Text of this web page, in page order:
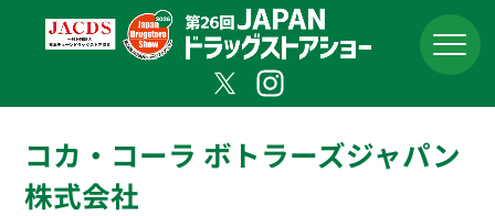
コカ・コーラ ボトラーズジャパン
株式会社